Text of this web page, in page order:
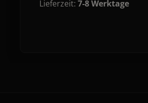
Lieferzeit: 7-8 Werktage